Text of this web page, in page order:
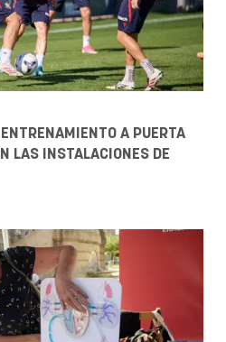
A PUERTA
LAS INSTALACIONES DE